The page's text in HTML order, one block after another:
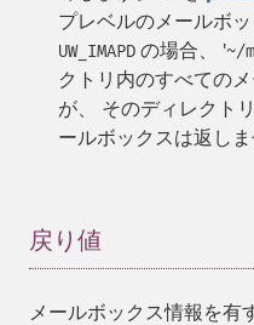
プレベルのメールボ
UW_IMAPD の場合、 '~/
クトリ内のすべての
が、 そのディレクト
ールボックスは返しま
戻り値
メールボックス情報を有